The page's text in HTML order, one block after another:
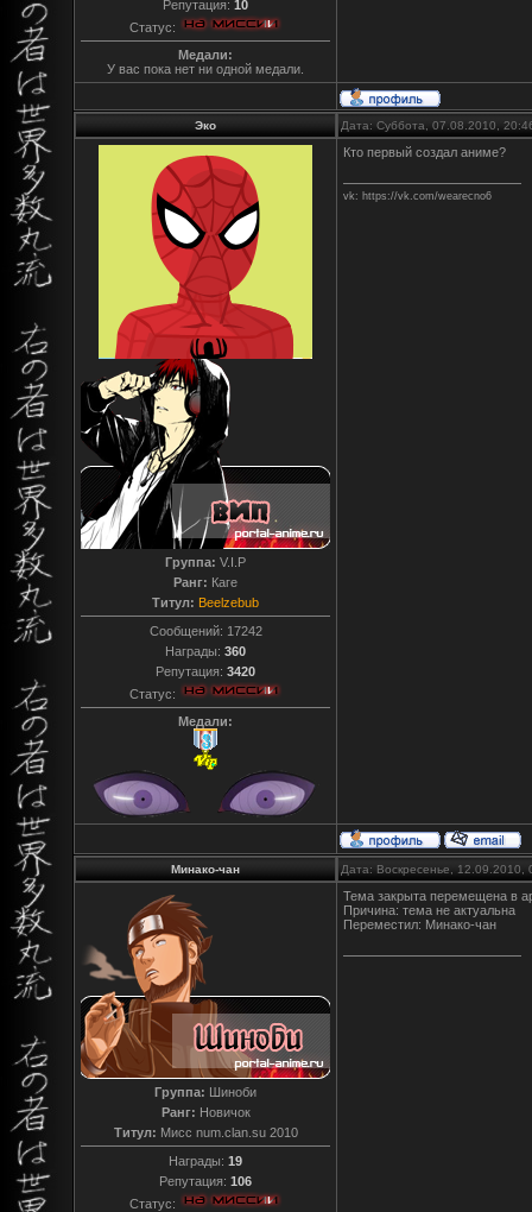
Репутация: 10
Статус:
Медали:
У вас пока нет ни одной медали.
Эко Дата: Суббота, 07.08.2010,
Группа: V.I.P
Ранг: Каге
Титул: Beelzebub
Сообщений: 17242
Награды: 360
Репутация: 3420
Статус:
Медали:
Кто первый создал аниме?
vk: https://vk.com/wearecno6
Минако-чан Дата: Воскресенье,
Группа: Шиноби
Ранг: Новичок
Титул: Мисс num.clan.su 2010
Награды: 19
Репутация: 106
Статус:
Тема закрыта перемещена в
Причина: тема не актуальна
Переместил: Минако-чан